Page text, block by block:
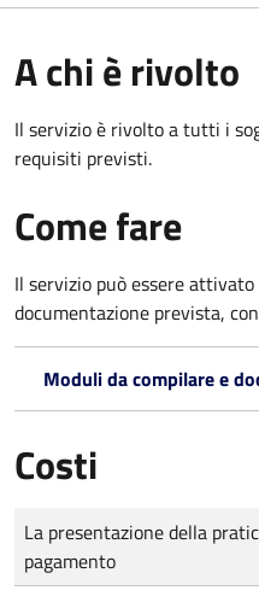
A chi è rivolto
Il servizio è rivolto a tutti i
requisiti previsti.
Come fare
Il servizio può essere
documentazione prevista,
Moduli da compilare e
Costi
Tipo di pagamento
Importo
La presentazione della
pagamento